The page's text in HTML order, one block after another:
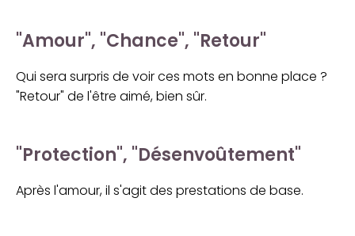
"Amour", "Chance", "Retour"
Qui sera surpris de voir ces mots en bonne place ?
"Retour" de l'être aimé, bien sûr.
"Protection", "Désenvoûtement"
Après l'amour, il s'agit des prestations de base.